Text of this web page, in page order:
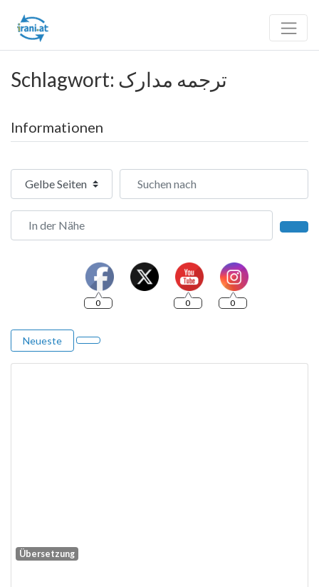
Schlagwort: ترجمه مدارک
Informationen
Suchtyp auswählen Suchen nach
In der Nähe
0 0 0
Neueste
Übersetzung